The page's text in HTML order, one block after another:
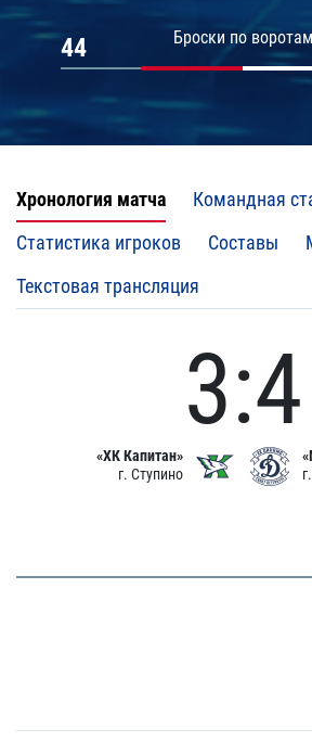
Броски по воротам
44
Хронология матча
Командная
Статистика игроков
Составы
Текстовая трансляция
«ХК Капитан»
г. Ступино
3:4